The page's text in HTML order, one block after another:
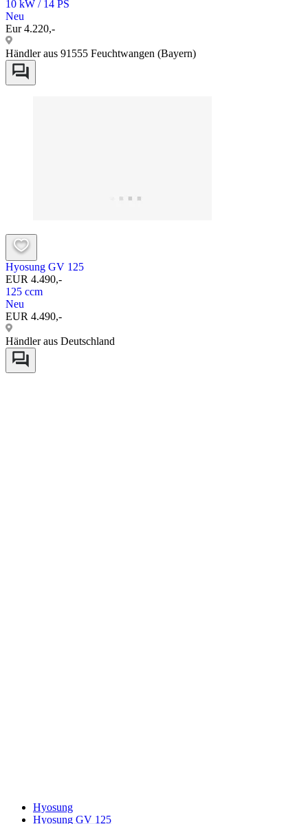
10 kW / 14 PS
Neu
Eur 4.220,-
Händler aus 91555 Feuchtwangen (Bayern)
Hyosung GV 125
EUR 4.490,-
125 ccm
Neu
EUR 4.490,-
Händler aus Deutschland
Hyosung
Hyosung GV 125